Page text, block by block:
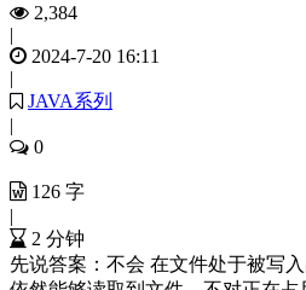
2,384
|
2024-7-20 16:11
|
JAVA系列
|
0
126 字
|
2 分钟
先说答案：不会 在文件处于被写